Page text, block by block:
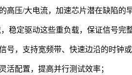
高压/大电流，加速芯片潜在缺陷的
稳定驱动这些重负载，保证信号完
号，支持宽频带、快速边沿的时钟
活配置，提高并行测试效率；